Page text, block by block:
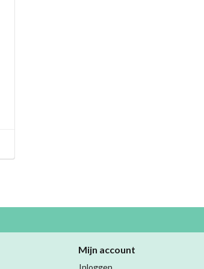
Mijn account
Inloggen